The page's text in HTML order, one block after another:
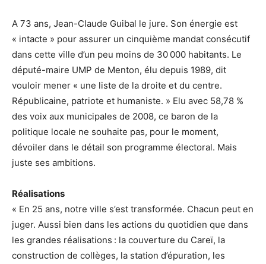
A 73 ans, Jean-Claude Guibal le jure. Son énergie est
« intacte » pour assurer un cinquième mandat consécutif
dans cette ville d’un peu moins de 30 000 habitants. Le
député-maire UMP de Menton, élu depuis 1989, dit
vouloir mener « une liste de la droite et du centre.
Républicaine, patriote et humaniste. » Elu avec 58,78 %
des voix aux municipales de 2008, ce baron de la
politique locale ne souhaite pas, pour le moment,
dévoiler dans le détail son programme électoral. Mais
juste ses ambitions.
Réalisations
« En 25 ans, notre ville s’est transformée. Chacun peut en
juger. Aussi bien dans les actions du quotidien que dans
les grandes réalisations : la couverture du Careï, la
construction de collèges, la station d’épuration, les